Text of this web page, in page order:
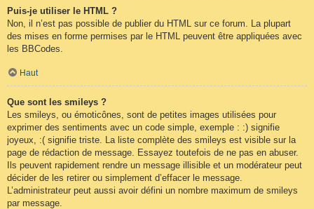
Puis-je utiliser le HTML ?
Non, il n’est pas possible de publier du HTML sur ce forum. La plupart
des mises en forme permises par le HTML peuvent être appliquées avec
les BBCodes.
Haut
Que sont les smileys ?
Les smileys, ou émoticônes, sont de petites images utilisées pour
exprimer des sentiments avec un code simple, exemple : :) signifie
joyeux, :( signifie triste. La liste complète des smileys est visible sur la
page de rédaction de message. Essayez toutefois de ne pas en abuser.
Ils peuvent rapidement rendre un message illisible et un modérateur peut
décider de les retirer ou simplement d’effacer le message.
L’administrateur peut aussi avoir défini un nombre maximum de smileys
par message.